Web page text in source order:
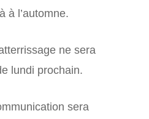
à l’automne.
ne sera
lundi prochain.
sera